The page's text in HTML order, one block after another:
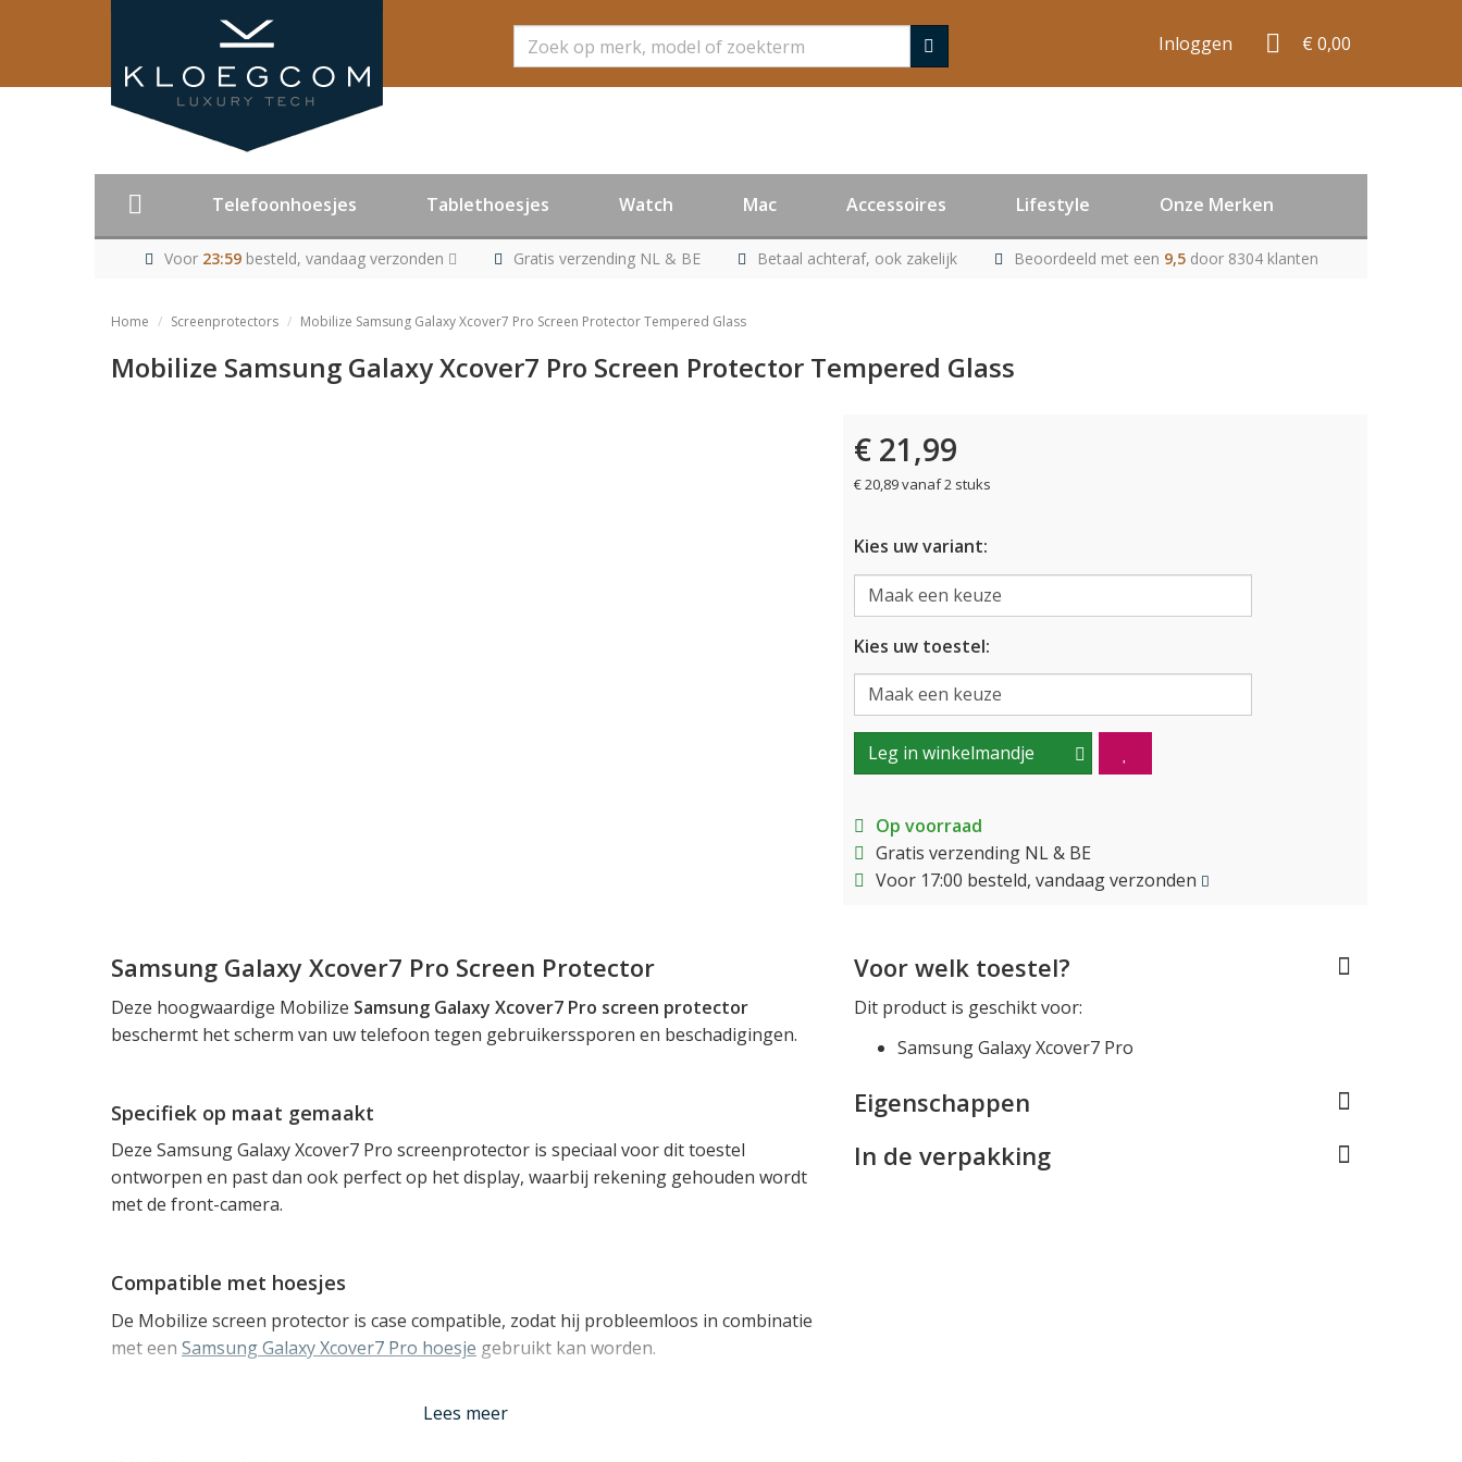
Zoeken Inloggen € 0,00
Telefoonhoesjes Tablethoesjes Watch Mac Accessoires Lifestyle Onze Merken
Voor 23:59besteld, vandaag verzonden Gratis verzending NL & BE Betaal achteraf, ook zakelijk Beoordeeld met een 9,5 door 8304 klanten
Home Screenprotectors Mobilize Samsung Galaxy Xcover7 Pro Screen Protector Tempered Glass
Mobilize Samsung Galaxy Xcover7 Pro Screen Protector Tempered Glass
€ 21,99
€ 20,89 vanaf 2 stuks
Kies uw variant:
Kies uw toestel:
Leg in winkelmandje
Op voorraad
Gratis verzending NL & BE
Voor 17:00 besteld, vandaag verzonden
Samsung Galaxy Xcover7 Pro Screen Protector
Deze hoogwaardige Mobilize Samsung Galaxy Xcover7 Pro screen protector
beschermt het scherm van uw telefoon tegen gebruikerssporen en beschadigingen.
Specifiek op maat gemaakt
Deze Samsung Galaxy Xcover7 Pro screenprotector is speciaal voor dit toestel
ontworpen en past dan ook perfect op het display, waarbij rekening gehouden wordt
met de front-camera.
Compatible met hoesjes
De Mobilize screen protector is case compatible, zodat hij probleemloos in combinatie
met een Samsung Galaxy Xcover7 Pro hoesje gebruikt kan worden.
Lees meer
Voor welk toestel?
Dit product is geschikt voor:
Samsung Galaxy Xcover7 Pro
Eigenschappen
In de verpakking